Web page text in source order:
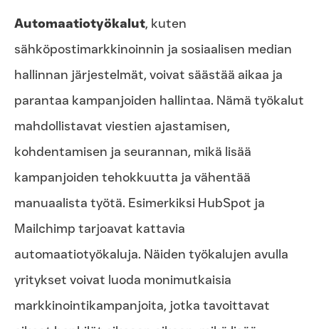
Automaatiotyökalut, kuten
sähköpostimarkkinoinnin ja sosiaalisen median
hallinnan järjestelmät, voivat säästää aikaa ja
parantaa kampanjoiden hallintaa. Nämä työkalut
mahdollistavat viestien ajastamisen,
kohdentamisen ja seurannan, mikä lisää
kampanjoiden tehokkuutta ja vähentää
manuaalista työtä. Esimerkiksi HubSpot ja
Mailchimp tarjoavat kattavia
automaatiotyökaluja. Näiden työkalujen avulla
yritykset voivat luoda monimutkaisia
markkinointikampanjoita, jotka tavoittavat